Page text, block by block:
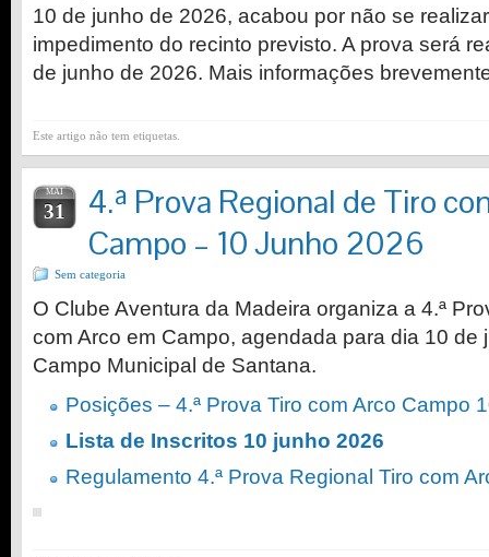
10 de junho de 2026, acabou por não se
impedimento do recinto previsto. A prova será
de junho de 2026. Mais informações
Este artigo não tem etiquetas.
MAI
31
4.ª Prova Regional de Tiro
Campo – 10 Junho 2026
Sem categoria
O Clube Aventura da Madeira organiza a 4.ª
com Arco em Campo, agendada para dia 10 de
Campo Municipal de Santana.
Posições – 4.ª Prova Tiro com Arco Campo
Lista de Inscritos 10 junho 2026
Regulamento 4.ª Prova Regional Tiro com